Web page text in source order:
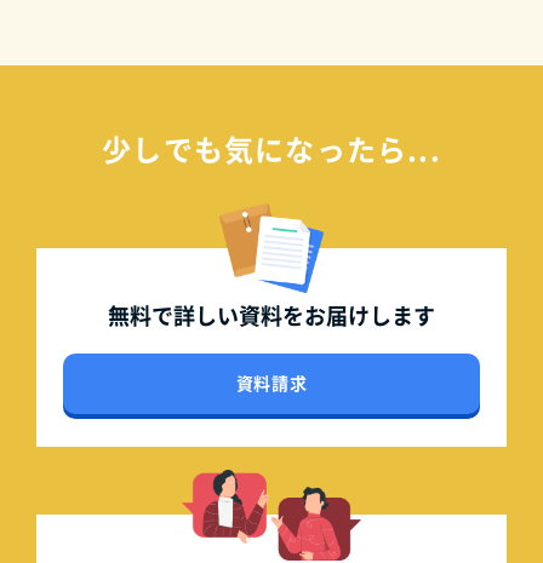
少しでも気になったら...
無料で詳しい資料をお届けします
資料請求